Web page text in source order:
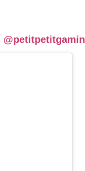
@petitpetitgamin